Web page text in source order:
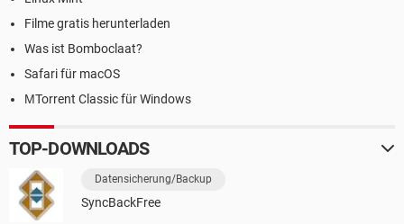
Filme gratis herunterladen
Was ist Bomboclaat?
Safari für macOS
ΜTorrent Classic für Windows
TOP-DOWNLOADS
Datensicherung/Backup
SyncBackFree